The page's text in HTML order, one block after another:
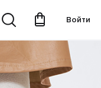
Войти